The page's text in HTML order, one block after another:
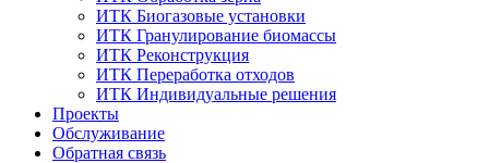
ИТК Биогазовые установки
ИТК Гранулирование биомассы
ИТК Реконструкция
ИТК Переработка отходов
ИТК Индивидуальные решения
Проекты
Обслуживание
Обратная связь